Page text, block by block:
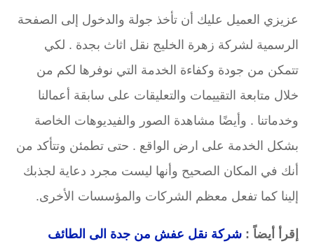
عزيزي العميل عليك أن تأخذ جولة والدخول إلى الصفحة
الرسمية لشركة زهرة الخليج نقل اثاث بجدة . لكي
تتمكن من جودة وكفاءة الخدمة التي نوفرها لكم من
خلال متابعة التقييمات والتعليقات على سابقة أعمالنا
وخدماتنا . وأيضًا مشاهدة الصور والفيديوهات الخاصة
بشكل الخدمة على ارض الواقع . حتى تطمئن وتتأكد من
أنك في المكان الصحيح وأنها ليست مجرد دعاية لجذبك
إلينا كما تفعل معظم الشركات والمؤسسات الأخرى.
إقرأ أيضاً : شركة نقل عفش من جدة الى الطائف